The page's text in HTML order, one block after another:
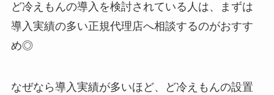
ど冷えもんの導入を検討されている人は、まずは
導入実績の多い正規代理店へ相談するのがおすす
め◎
なぜなら導入実績が多いほど、ど冷えもんの設置